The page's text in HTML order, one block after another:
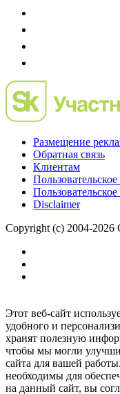
Размещение
Обратная связь
Клиентам
Disclaimer
Copyright (c) 2004-2026
Этот веб-сайт
удобного и
хранят полезную
чтобы мы могли
сайта для вашей
необходимы для
на данный сайт, вы